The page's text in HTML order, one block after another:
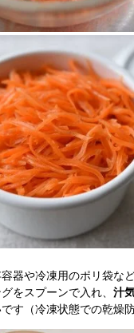
器や冷凍用のポリ袋な
をスプーンで入れ、 汁
す（冷凍状態での乾燥防